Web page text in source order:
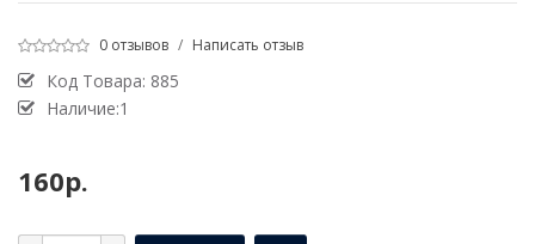
0 отзывов / Написать отзыв
Код Товара: 885
Наличие:1
160р.